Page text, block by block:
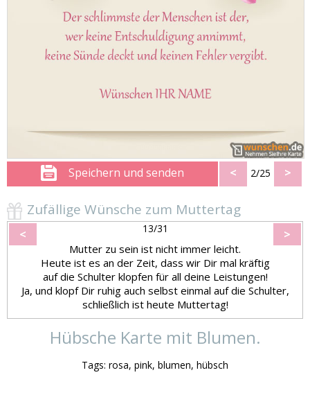
Speichern und senden < 2/25 >
Zufällige Wünsche zum Muttertag
< 13/31 >
Mutter zu sein ist nicht immer leicht.
Heute ist es an der Zeit, dass wir Dir mal kräftig
auf die Schulter klopfen für all deine Leistungen!
Ja, und klopf Dir ruhig auch selbst einmal auf die Schulter,
schließlich ist heute Muttertag!
Hübsche Karte mit Blumen.
Tags: rosa, pink, blumen, hübsch